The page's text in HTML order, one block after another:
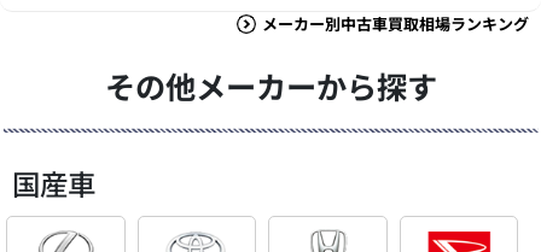
メーカー別中古車買取相場ランキング
その他メーカーから探す
国産車